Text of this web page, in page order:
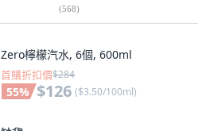
(568)
Zero檸檬汽水, 6個, 600ml
首購折扣價$284
55% $126 ($3.50/100ml)